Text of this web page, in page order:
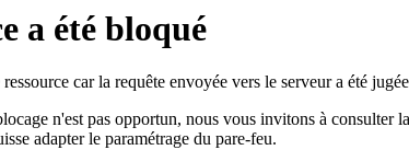
a été bloqué
car la requête envoyée vers le serveur a été
n'est pas opportun, nous vous invitons à consulter
adapter le paramétrage du pare-feu.